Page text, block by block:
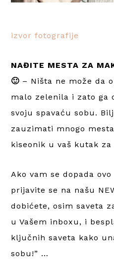
izvor fotografije
NAĐITE MESTA ZA
🙂 – Ništa ne može da
malo zelenila i zato ga
svoju spavaću sobu.
zauzimati mnogo
kiseonik u vaš kutak za
Ako vam se dopada
prijavite se na našu
dobićete, osim saveta
u Vašem inboxu, i
ključnih saveta kako
sobu!” …